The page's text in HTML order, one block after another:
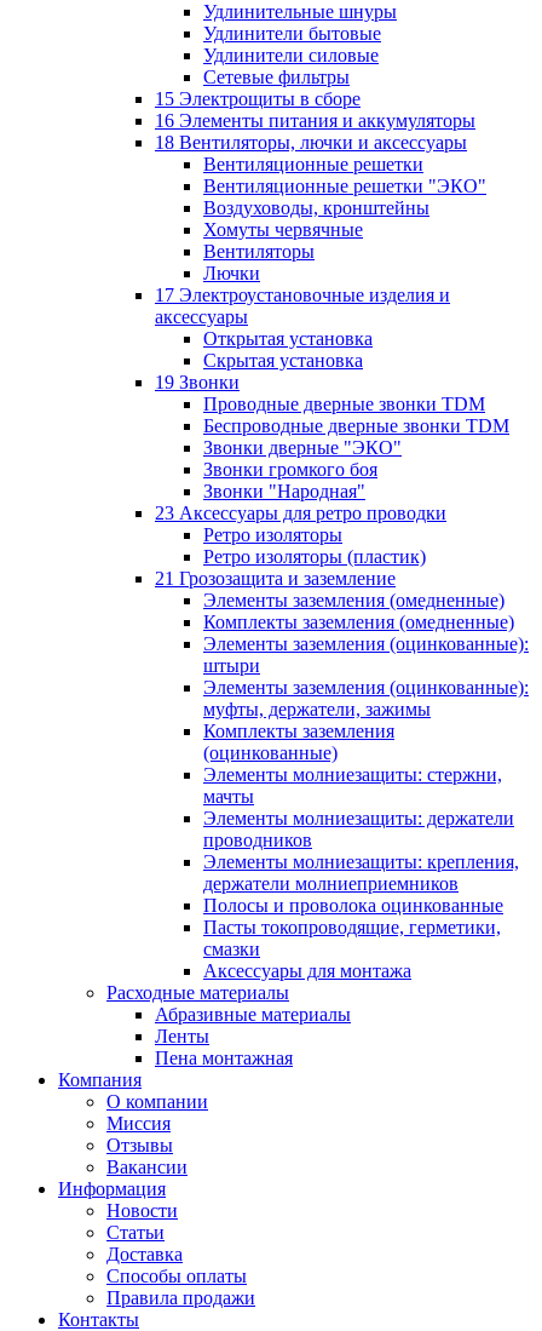
Удлинительные шнуры
Удлинители бытовые
Удлинители силовые
Сетевые фильтры
15 Электрощиты в сборе
16 Элементы питания и аккумуляторы
18 Вентиляторы, лючки и аксессуары
Вентиляционные решетки
Вентиляционные решетки "ЭКО"
Воздуховоды, кронштейны
Хомуты червячные
Вентиляторы
Лючки
17 Электроустановочные изделия и
аксессуары
Открытая установка
Скрытая установка
19 Звонки
Проводные дверные звонки TDM
Беспроводные дверные звонки TDM
Звонки дверные "ЭКО"
Звонки громкого боя
Звонки "Народная"
23 Аксессуары для ретро проводки
Ретро изоляторы
Ретро изоляторы (пластик)
21 Грозозащита и заземление
Элементы заземления (омедненные)
Комплекты заземления (омедненные)
Элементы заземления (оцинкованные):
штыри
Элементы заземления (оцинкованные):
муфты, держатели, зажимы
Комплекты заземления
(оцинкованные)
Элементы молниезащиты: стержни,
мачты
Элементы молниезащиты: держатели
проводников
Элементы молниезащиты: крепления,
держатели молниеприемников
Полосы и проволока оцинкованные
Пасты токопроводящие, герметики,
смазки
Аксессуары для монтажа
Расходные материалы
Абразивные материалы
Ленты
Пена монтажная
Компания
О компании
Миссия
Отзывы
Вакансии
Информация
Новости
Статьи
Доставка
Способы оплаты
Правила продажи
Контакты